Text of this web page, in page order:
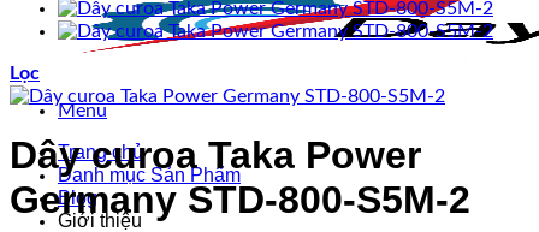
Menu
Trang chủ
Danh mục Sản Phẩm
Blog
Giới thiệu
Lọc
Dây curoa Taka Power
Germany STD-800-S5M-2